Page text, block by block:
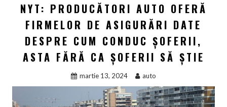
NYT: PRODUCĂTORI AUTO OFERĂ
FIRMELOR DE ASIGURĂRI DATE
DESPRE CUM CONDUC ȘOFERII,
ASTA FĂRĂ CA ȘOFERII SĂ ȘTIE
martie 13, 2024 auto